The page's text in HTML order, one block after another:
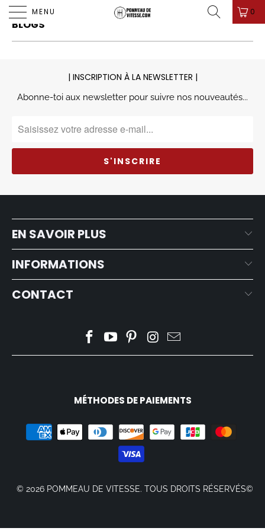
MENU 0
BLOGS
| INSCRIPTION À LA NEWSLETTER |
Abonne-toi aux newsletter pour suivre nos nouveautés...
EN SAVOIR PLUS
INFORMATIONS
CONTACT
MÉTHODES DE PAIEMENTS
© 2026 POMMEAU DE VITESSE. TOUS DROITS RÉSERVÉS©